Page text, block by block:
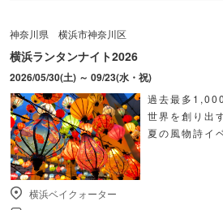
神奈川県 横浜市神奈川区
横浜ランタンナイト2026
2026/05/30(土) ～ 09/23(水・祝)
過去最多
世界を創り出
夏の風物詩イ
横浜ベイクォーター